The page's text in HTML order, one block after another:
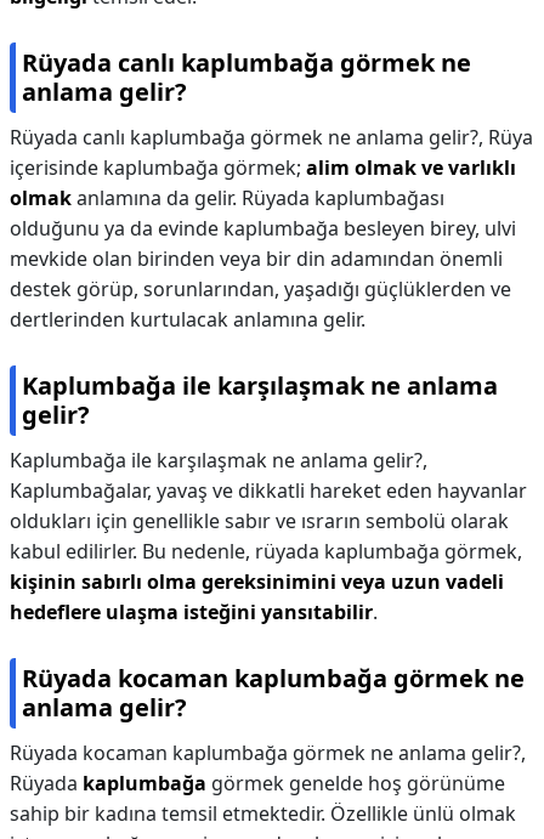
Rüyada canlı kaplumbağa görmek ne
anlama gelir?
Rüyada canlı kaplumbağa görmek ne anlama gelir?, Rüya
içerisinde kaplumbağa görmek; alim olmak ve varlıklı
olmakanlamına da gelir. Rüyada kaplumbağası
olduğunu ya da evinde kaplumbağa besleyen birey, ulvi
mevkide olan birinden veya bir din adamından önemli
destek görüp, sorunlarından, yaşadığı güçlüklerden ve
dertlerinden kurtulacak anlamına gelir.
Kaplumbağa ile karşılaşmak ne anlama
gelir?
Kaplumbağa ile karşılaşmak ne anlama gelir?,
Kaplumbağalar, yavaş ve dikkatli hareket eden hayvanlar
oldukları için genellikle sabır ve ısrarın sembolü olarak
kabul edilirler. Bu nedenle, rüyada kaplumbağa görmek,
kişinin sabırlı olma gereksinimini veya uzun vadeli
hedeflere ulaşma isteğini yansıtabilir.
Rüyada kocaman kaplumbağa görmek ne
anlama gelir?
Rüyada kocaman kaplumbağa görmek ne anlama gelir?,
Rüyada kaplumbağa görmek genelde hoş görünüme
sahip bir kadına temsil etmektedir. Özellikle ünlü olmak